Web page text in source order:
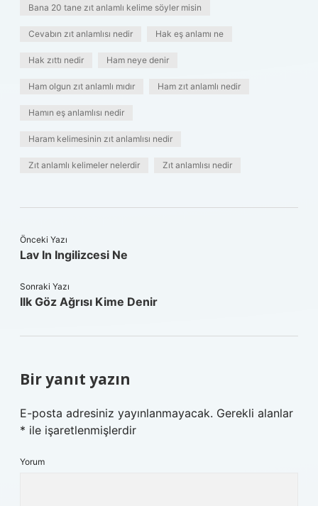
Bana 20 tane zıt anlamlı kelime söyler misin
Cevabın zıt anlamlısı nedir Hak eş anlamı ne
Hak zıttı nedir Ham neye denir
Ham olgun zıt anlamlı mıdır Ham zıt anlamlı nedir
Hamın eş anlamlısı nedir
Haram kelimesinin zıt anlamlısı nedir
Zıt anlamlı kelimeler nelerdir Zıt anlamlısı nedir
Önceki Yazı
Lav In Ingilizcesi Ne
Sonraki Yazı
Ilk Göz Ağrısı Kime Denir
Bir yanıt yazın
E-posta adresiniz yayınlanmayacak. Gerekli alanlar
* ile işaretlenmişlerdir
Yorum